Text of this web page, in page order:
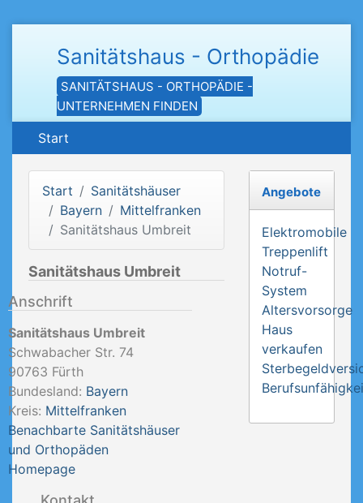
Sanitätshaus - Orthopädie
SANITÄTSHAUS - ORTHOPÄDIE -
UNTERNEHMEN FINDEN
Start
Start
Sanitätshäuser
Bayern
Mittelfranken
Sanitätshaus Umbreit
Sanitätshaus Umbreit
Anschrift
Sanitätshaus Umbreit
Schwabacher Str. 74
90763 Fürth
Bundesland: Bayern
Kreis: Mittelfranken
Benachbarte Sanitätshäuser
und Orthopäden
Homepage
Angebote
Elektromobile
Treppenlift
Notruf-
System
Altersvorsorge
Haus
verkaufen